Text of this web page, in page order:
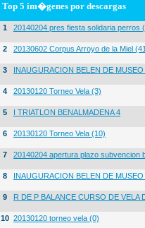
Top 5 im�genes por descargas
1 20140204 pres fiesta solidaria perros
2 20130602 Corpus Arroyo de la Miel
3 INAUGURACION BELEN DE
4 20130120 Torneo Vela (3)
5 I TRIATLON BENALMADENA 4
6 20130120 Torneo Vela (10)
7 20140204 apertura plazo subvencion
8 INAUGURACION BELEN DE
9 R DE P BALANCE CURSO DE VELA
10 20130120 torneo vela (0)